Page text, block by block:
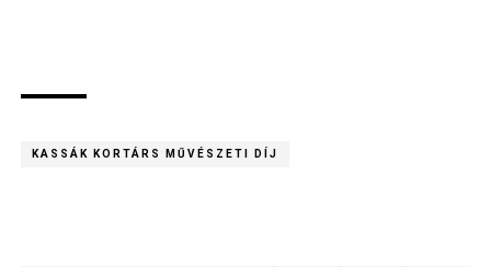
KASSÁK KORTÁRS MŰVÉSZETI DÍJ